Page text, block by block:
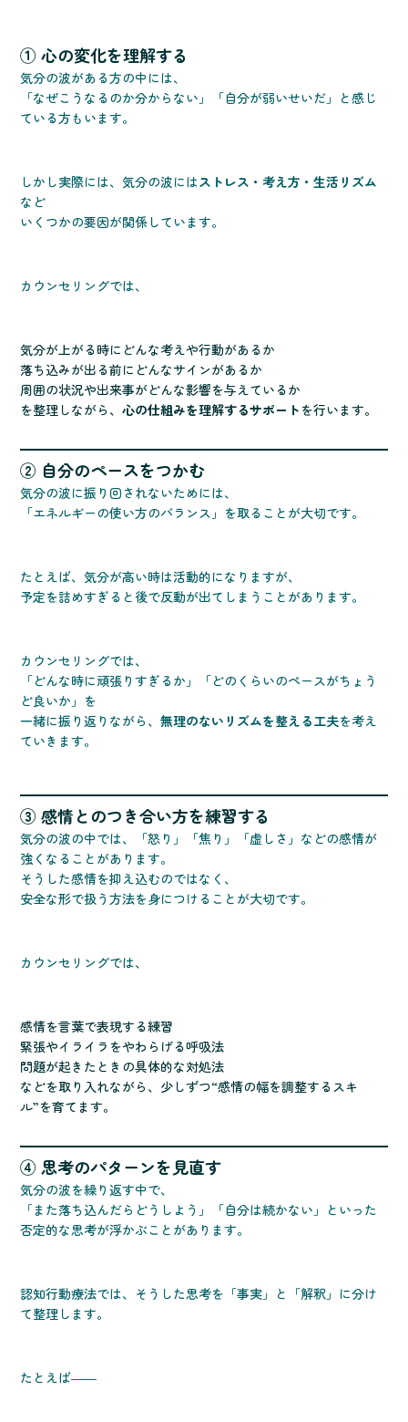
① 心の変化を理解する
気分の波がある方の中には、
「なぜこうなるのか分からない」「自分が弱いせいだ」と感じ
ている方もいます。
しかし実際には、気分の波にはストレス・考え方・生活リズム
など
いくつかの要因が関係しています。
カウンセリングでは、
気分が上がる時にどんな考えや行動があるか
落ち込みが出る前にどんなサインがあるか
周囲の状況や出来事がどんな影響を与えているか
を整理しながら、心の仕組みを理解するサポート を行います。
② 自分のペースをつかむ
気分の波に振り回されないためには、
「エネルギーの使い方のバランス」を取ることが大切です。
たとえば、気分が高い時は活動的になりますが、
予定を詰めすぎると後で反動が出てしまうことがあります。
カウンセリングでは、
「どんな時に頑張りすぎるか」「どのくらいのペースがちょう
ど良いか」を
一緒に振り返りながら、無理のないリズムを整える工夫を考え
ていきます。
③ 感情とのつき合い方を練習する
気分の波の中では、「怒り」「焦り」「虚しさ」などの感情が
強くなることがあります。
そうした感情を抑え込むのではなく、
安全な形で扱う方法を身につけることが大切です。
カウンセリングでは、
感情を言葉で表現する練習
緊張やイライラをやわらげる呼吸法
問題が起きたときの具体的な対処法
などを取り入れながら、少しずつ“感情の幅を調整するスキ
ル”を育てます。
④ 思考のパターンを見直す
気分の波を繰り返す中で、
「また落ち込んだらどうしよう」「自分は続かない」といった
否定的な思考が浮かぶことがあります。
認知行動療法では、そうした思考を「事実」と「解釈」に分け
て整理します。
たとえば――